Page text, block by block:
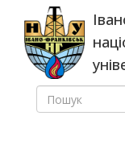
основного
вмісту
ПОШУК